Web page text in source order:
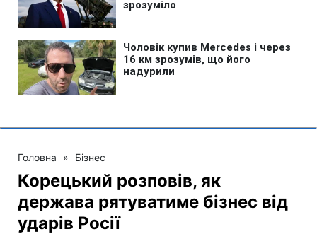
Головна » Бізнес
Корецький розповів, як
держава рятуватиме бізнес від
ударів Росії